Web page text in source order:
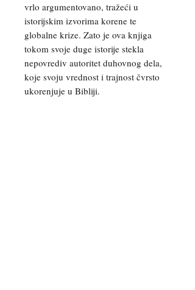
vrlo argumentovano, tražeći u
istorijskim izvorima korene te
globalne krize. Zato je ova knjiga
tokom svoje duge istorije stekla
nepovrediv autoritet duhovnog dela,
koje svoju vrednost i trajnost čvrsto
ukorenjuje u Bibliji.